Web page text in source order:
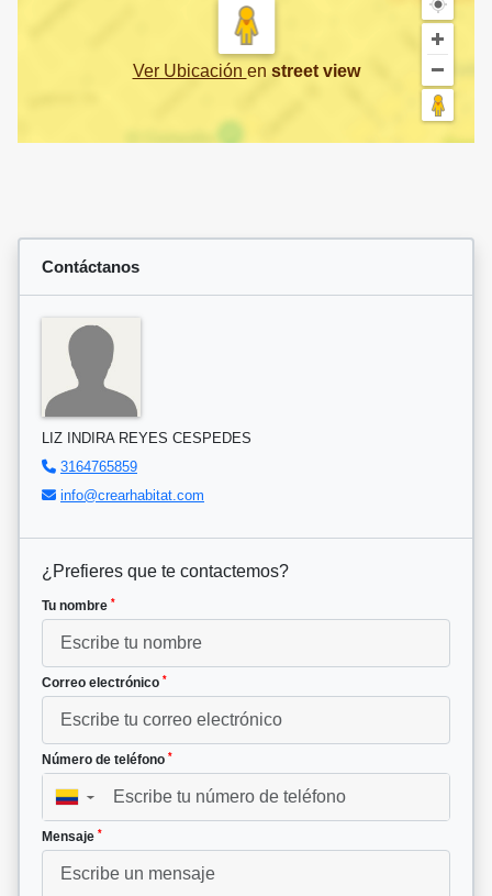
Ver Ubicación en street view
Contáctanos
LIZ INDIRA REYES CESPEDES
3164765859
info@crearhabitat.com
¿Prefieres que te contactemos?
Tu nombre *
Correo electrónico *
Número de teléfono *
▼
Mensaje *